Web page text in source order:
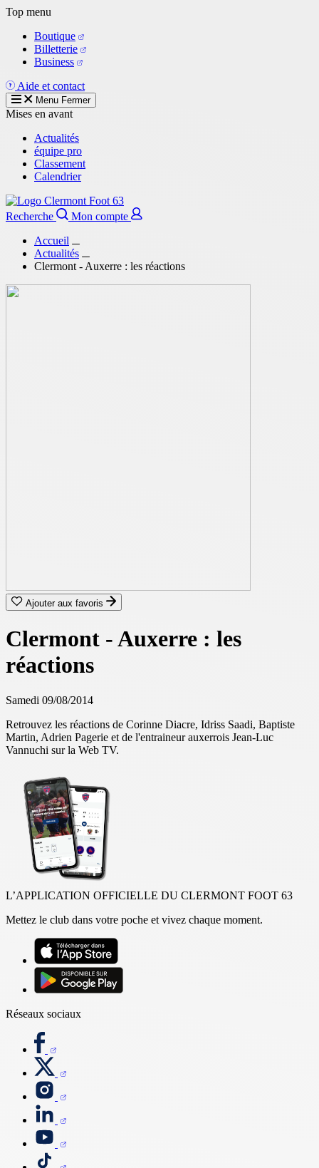
Aller
contenu
principal
Top menu
Boutique
Billetterie
Business
Aide et contact
Menu Fermer
Mises en avant
Actualités
équipe pro
Classement
Calendrier
Recherche
Mon compte
Accueil
Actualités
Clermont - Auxerre : les réactions
Ajouter aux favoris
Clermont - Auxerre : les
réactions
Samedi 09/08/2014
Retrouvez les réactions de Corinne Diacre, Idriss Saadi, Baptiste
Martin, Adrien Pagerie et de l'entraineur auxerrois Jean-Luc
Vannuchi sur la Web TV.
L’APPLICATION OFFICIELLE DU CLERMONT FOOT 63
Mettez le club dans votre poche et vivez chaque moment.
Réseaux sociaux